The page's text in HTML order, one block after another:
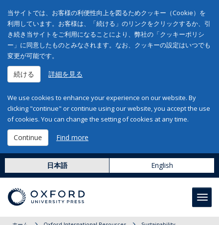
当サイトでは、お客様の利便性向上を図るためクッキー（Cookie）を
利用しています。お客様は、「続ける」のリンクをクリックするか、引
き続き当サイトをご利用になることにより、弊社の「クッキーポリシ
ー」に同意したものとみなされます。なお、クッキーの設定はいつでも
変更が可能です。
続ける 詳細を見る
We use cookies to enhance your experience on our website. By
clicking "continue" or continue using our website, you accept the use
of cookies. You can change the setting of cookies at any time.
Continue Find more
日本語 English